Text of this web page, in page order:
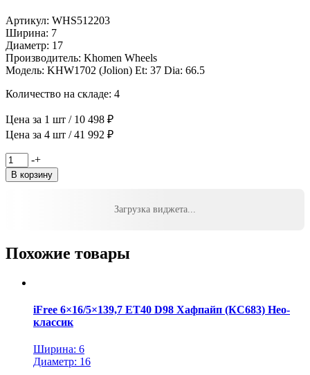
Артикул: WHS512203
Ширина: 7
Диаметр: 17
Производитель: Khomen Wheels
Модель: KHW1702 (Jolion) Et: 37 Dia: 66.5
Количество на складе: 4
Цена за 1 шт / 10 498 ₽
Цена за 4 шт / 41 992 ₽
Количество
товара
Khomen
KHW1702
(Jolion)
Silver
-+
В корзину
Загрузка виджета...
Похожие товары
iFree 6×16/5×139,7 ET40 D98 Хафпайп (КС683) Нео-
классик
Ширина: 6
Диаметр: 16